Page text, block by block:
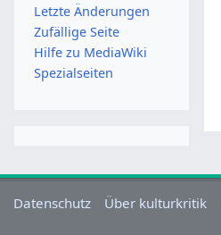
Letzte Änderungen
Zufällige Seite
Hilfe zu MediaWiki
Spezialseiten
Datenschutz Über kulturkritik